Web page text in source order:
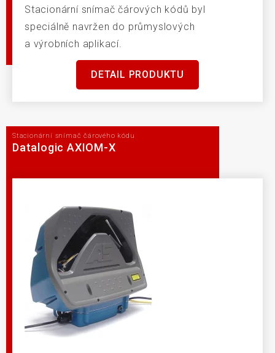
Stacionární snímač čárových kódů byl
speciálně navržen do průmyslových
a výrobních aplikací.
DETAIL PRODUKTU
Stacionární snímač čárového kódu
Datalogic AXIOM-X